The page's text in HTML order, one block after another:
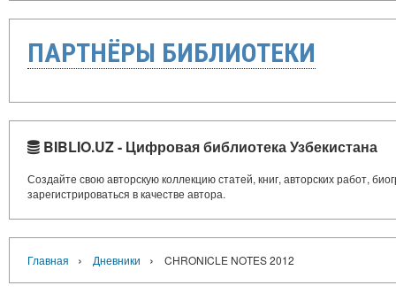
ПАРТНЁРЫ БИБЛИОТЕКИ
BIBLIO.UZ - Цифровая библиотека Узбекистана
Создайте свою авторскую коллекцию статей, книг, авторских работ,
зарегистрироваться в качестве автора.
Главная › Дневники › CHRONICLE NOTES 2012